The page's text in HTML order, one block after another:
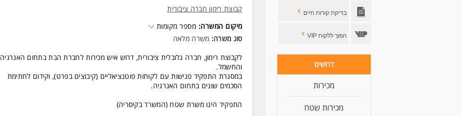
בדיקת קורות חיים
הפוך ללקוח VIP
דרושים
מכירות
מכירות שטח
קבוצת רימון חברה ציבורית
מיקום המשרה: מספר מקומות
סוג משרה: משרה מלאה
לקבוצת רימון, חברה גלובלית ציבורית, דרוש איש מכירות לחברת הבת בתחום האנרגיה
והחשמל.
במסגרת התפקיד פגישות עם לקוחות פוטנציאליים (קיבוצים בפרט), וקידום לחתימת
הסכמים שונים בתחום האנרגיה.
התפקיד הינו משרת שטח (המשרד בקיסריה)